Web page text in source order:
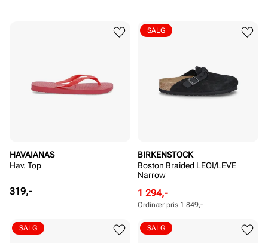
HAVAIANAS
Hav. Top
Pris
319,-
BIRKENSTOCK
Boston Braided LEOI/LEVE
Narrow
Rabattert
pris
Pris
1 294,-
Ordinær
pris
Pris
Ordinær pris 1 849,-
SALG
SALG SALG